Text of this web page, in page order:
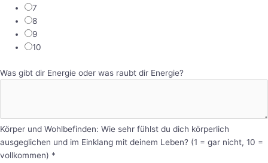
7
8
9
10
Was gibt dir Energie oder was raubt dir Energie?
Körper und Wohlbefinden: Wie sehr fühlst du dich körperlich
ausgeglichen und im Einklang mit deinem Leben? (1 = gar nicht, 10 =
vollkommen) *